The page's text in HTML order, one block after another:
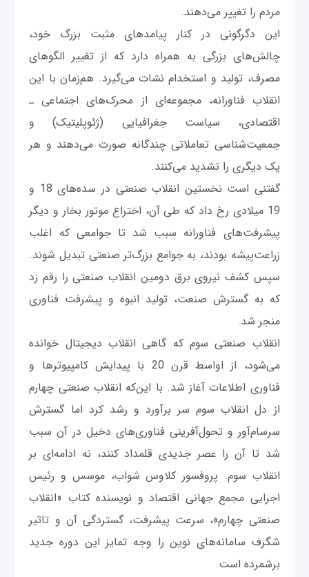
مردم را تغییر می‌دهند.
این دگرگونی در کنار پیامدهای مثبت بزرگ خود،
چالش‌های بزرگی به همراه دارد که از تغییر الگوهای
مصرف، تولید و استخدام نشات می‌گیرد. هم‌زمان با این
انقلاب فناورانه، مجموعه‌ای از محرک‌های اجتماعی‌‌‌‌ ـ
‌اقتصادی، سیاست جغرافیایی (ژئوپلیتیک) و
جمعیت‌شناسی تعاملاتی چندگانه صورت می‌دهند و هر
یک دیگری را تشدید می‌کنند.
گفتنی است نخستین انقلاب صنعتی در سده‌های 18 و
19 میلادی رخ داد که طی آن، اختراع موتور بخار و دیگر
پیشرفت‌های فناورانه سبب شد تا جوامعی که اغلب
زراعت‌پیشه بودند، به جوامع بزرگ‌تر صنعتی تبدیل شوند.
سپس کشف نیروی برق دومین انقلاب صنعتی را رقم زد
که به گسترش صنعت، تولید انبوه و پیشرفت‌ فناوری
منجر شد.
انقلاب صنعتی سوم که گاهی انقلاب دیجیتال خوانده
می‌شود، از اواسط قرن 20 با پیدایش کامپیوترها و
فناوری اطلاعات آغاز شد. با این‌که انقلاب صنعتی چهارم
از دل انقلاب سوم سر برآورد و رشد کرد اما گسترش
سرسام‌آور و تحول‌آفرینی فناوری‌های دخیل در آن سبب
شد تا آن را عصر جدیدی قلمداد کنند، نه ادامه‌ای بر
انقلاب سوم. پروفسور کلاوس شواب، موسس و رئیس
اجرایی مجمع جهانی اقتصاد و نویسنده کتاب «انقلاب
صنعتی چهارم»، سرعت پیشرفت‌، گستردگی آن و تاثیر
شگرف سامانه‌های نوین را وجه تمایز این دوره جدید
برشمرده است.